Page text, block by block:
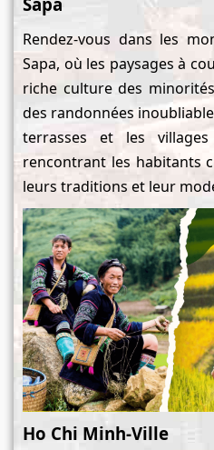
Rendez-vous dans les
Sapa, où les paysages à
riche culture des
des randonnées
terrasses et les
rencontrant les habitants
leurs traditions et leur
Ho Chi Minh-Ville